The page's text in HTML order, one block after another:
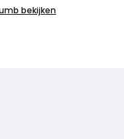
bekijken